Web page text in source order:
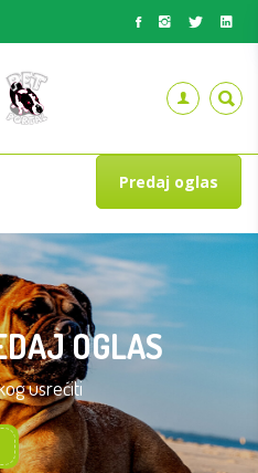
Predaj oglas
OGLAS
usrećiti